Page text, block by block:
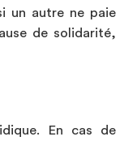
un autre ne paie
de solidarité,
En cas de